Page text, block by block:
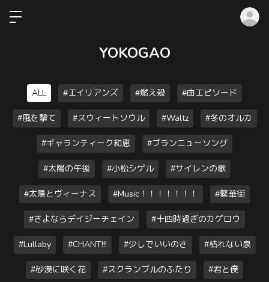
YOKOGAO
ALL #エイリアンズ #燃え殻 #曲エピソード
#風を撃て #スウィートソウル #Waltz #冬のオルカ
#ギャランティーク和恵 #ブランニューソング
#太陽の午後 #小松シゲル #サイレンの歌
#太陽とヴィーナス #Music！！！！！！！ #繁華街
#さよならデイジーチェイン #十四時過ぎのカゲロウ
#Lullaby #CHANT!!! #少しでいいのさ #枯れない泉
#砂漠に咲く花 #スクランブルのふたり #君と僕